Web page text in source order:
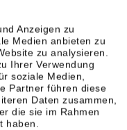
Anzeigen zu
Medien anbieten zu
zu analysieren.
Ihrer Verwendung
soziale Medien,
Partner führen diese
Daten zusammen,
die sie im Rahmen
haben.